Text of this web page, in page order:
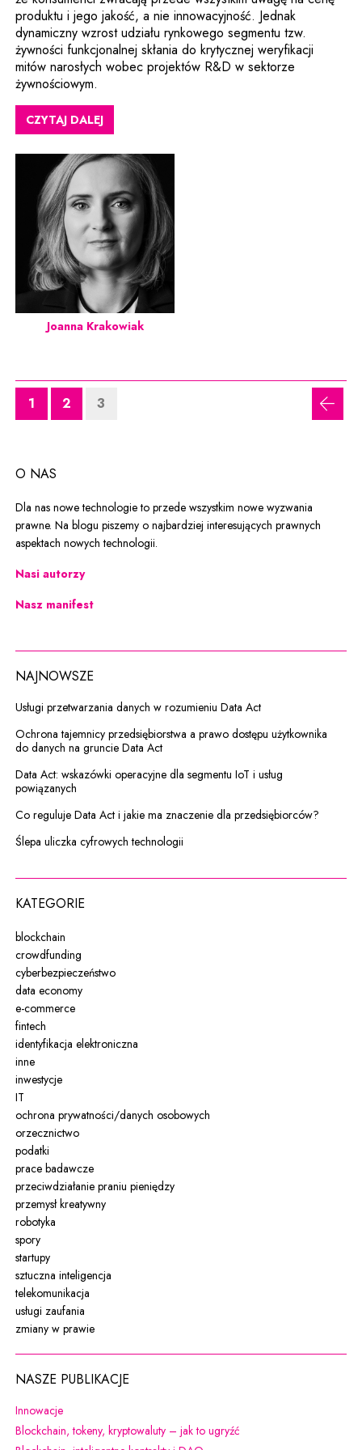
produktu i jego jakość, a nie innowacyjność. Jednak
dynamiczny wzrost udziału rynkowego segmentu tzw.
żywności funkcjonalnej skłania do krytycznej weryfikacji
mitów narosłych wobec projektów R&D w sektorze
żywnościowym.
CZYTAJ DALEJ
Joanna Krakowiak
1 2 3
O NAS
Dla nas nowe technologie to przede wszystkim nowe wyzwania
prawne. Na blogu piszemy o najbardziej interesujących prawnych
aspektach nowych technologii.
Nasi autorzy
Nasz manifest
NAJNOWSZE
Usługi przetwarzania danych w rozumieniu Data Act
Ochrona tajemnicy przedsiębiorstwa a prawo dostępu użytkownika
do danych na gruncie Data Act
Data Act: wskazówki operacyjne dla segmentu IoT i usług
powiązanych
Co reguluje Data Act i jakie ma znaczenie dla przedsiębiorców?
Ślepa uliczka cyfrowych technologii
KATEGORIE
blockchain
crowdfunding
cyberbezpieczeństwo
data economy
e-commerce
fintech
identyfikacja elektroniczna
inne
inwestycje
IT
ochrona prywatności/danych osobowych
orzecznictwo
podatki
prace badawcze
przeciwdziałanie praniu pieniędzy
przemysł kreatywny
robotyka
spory
startupy
sztuczna inteligencja
telekomunikacja
usługi zaufania
zmiany w prawie
NASZE PUBLIKACJE
InnowacjeUwaga, link zostanie otwarty w nowym oknie
Blockchain, tokeny, kryptowaluty – jak to ugryźć